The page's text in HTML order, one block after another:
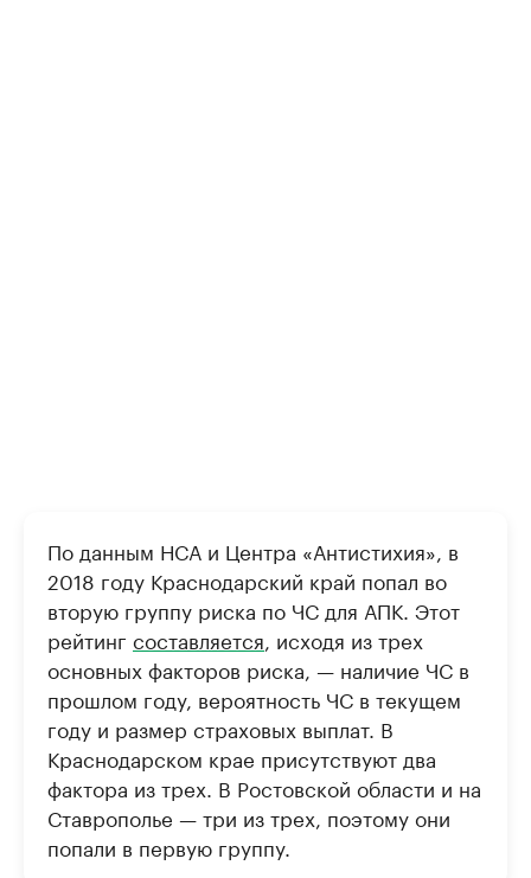
По данным НСА и Центра «Антистихия», в
2018 году Краснодарский край попал во
вторую группу риска по ЧС для АПК. Этот
рейтинг составляется, исходя из трех
основных факторов риска, — наличие ЧС в
прошлом году, вероятность ЧС в текущем
году и размер страховых выплат. В
Краснодарском крае присутствуют два
фактора из трех. В Ростовской области и на
Ставрополье — три из трех, поэтому они
попали в первую группу.